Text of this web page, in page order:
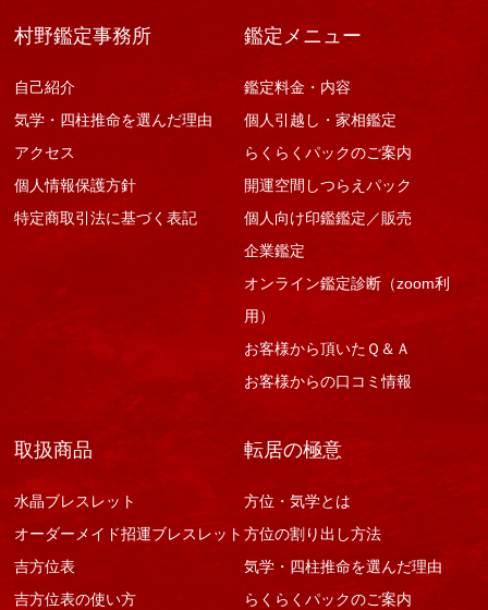
村野鑑定事務所
自己紹介
気学・四柱推命を選んだ理由
アクセス
個人情報保護方針
特定商取引法に基づく表記
鑑定メニュー
鑑定料金・内容
個人引越し・家相鑑定
らくらくパックのご案内
開運空間しつらえパック
個人向け印鑑鑑定／販売
企業鑑定
オンライン鑑定診断（zoom利
用）
お客様から頂いたＱ＆Ａ
お客様からの口コミ情報
取扱商品
水晶ブレスレット
オーダーメイド招運ブレスレット
吉方位表
吉方位表の使い方
転居の極意
方位・気学とは
方位の割り出し方法
気学・四柱推命を選んだ理由
らくらくパックのご案内